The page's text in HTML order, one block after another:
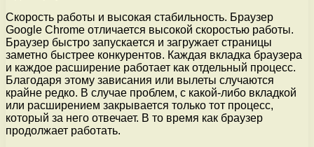
Скорость работы и высокая стабильность. Браузер
Google Chrome отличается высокой скоростью работы.
Браузер быстро запускается и загружает страницы
заметно быстрее конкурентов. Каждая вкладка браузера
и каждое расширение работает как отдельный процесс.
Благодаря этому зависания или вылеты случаются
крайне редко. В случае проблем, с какой-либо вкладкой
или расширением закрывается только тот процесс,
который за него отвечает. В то время как браузер
продолжает работать.